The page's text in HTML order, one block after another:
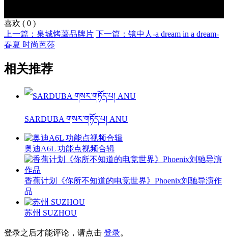
喜欢 ( 0 )
上一篇：泉城烤薯品牌片 下一篇：镜中人-a dream in a dream-
春夏 时尚芭莎
相关推荐
SARDUBA གསར་གཏོད་པ། ANU
奥迪A6L 功能点视频合辑
香蕉计划《你所不知道的电竞世界》Phoenix刘驰导演作
品
苏州 SUZHOU
登录之后才能评论，请点击 登录。